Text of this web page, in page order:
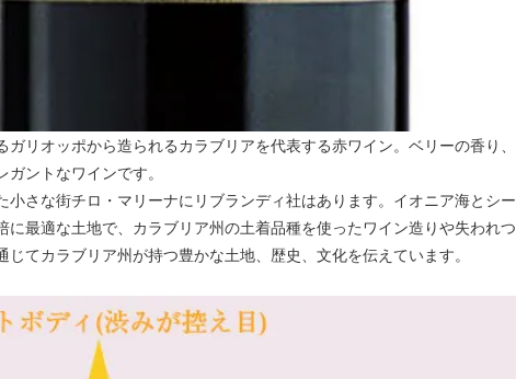
リオッポから造られるカラブリアを代表する赤ワイン。ベリーの香り、
ントなワインです。
さな街チロ・マリーナにリブランディ社はあります。イオニア海とシー
最適な土地で、カラブリア州の土着品種を使ったワイン造りや失われつ
てカラブリア州が持つ豊かな土地、歴史、文化を伝えています。